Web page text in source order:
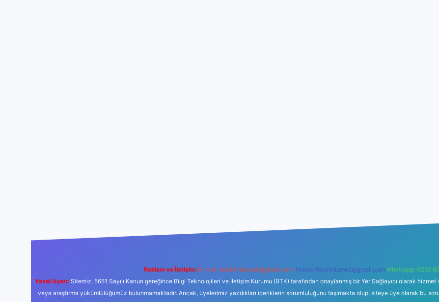
Reklam ve İletişim: E-mail: backlinkpaneli@gmail.com Teams: forumhizmeti@gmail.com Whatsapp: 0262
Yasal Uyarı: Sitemiz, 5651 Sayılı Kanun gereğince Bilgi Teknolojileri ve İletişim Kurumu (BTK) tarafından onaylanmış bir Yer Sağlayıcı olarak
veya araştırma yükümlülüğümüz bulunmamaktadır. Ancak, üyelerimiz yazdıkları içeriklerin sorumluluğunu taşımakta olup, siteye üye olarak bu